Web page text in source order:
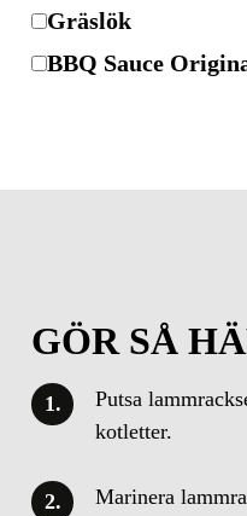
Gräslök
BBQ Sauce
GÖR SÅ
Putsa
kotletter.
Marinera